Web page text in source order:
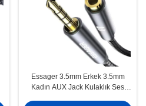
Essager 3.5mm Erkek 3.5mm
Kadın AUX Jack Kulaklık Ses